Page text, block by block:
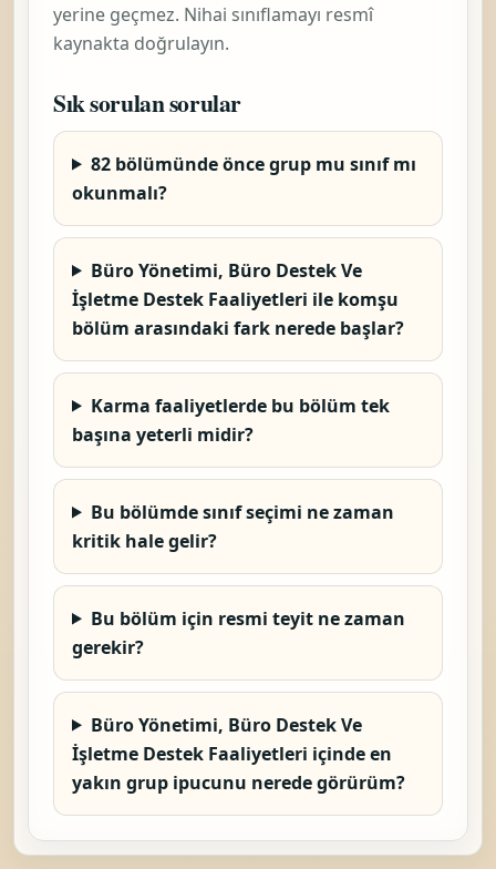
yerine geçmez. Nihai sınıflamayı resmî
kaynakta doğrulayın.
Sık sorulan sorular
82 bölümünde önce grup mu sınıf mı
okunmalı?
Büro Yönetimi, Büro Destek Ve
İşletme Destek Faaliyetleri ile komşu
bölüm arasındaki fark nerede başlar?
Karma faaliyetlerde bu bölüm tek
başına yeterli midir?
Bu bölümde sınıf seçimi ne zaman
kritik hale gelir?
Bu bölüm için resmi teyit ne zaman
gerekir?
Büro Yönetimi, Büro Destek Ve
İşletme Destek Faaliyetleri içinde en
yakın grup ipucunu nerede görürüm?